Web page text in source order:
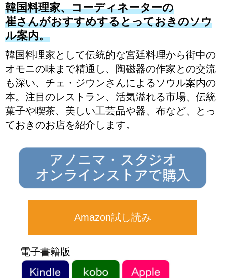
韓国料理家、コーディネーターの
崔さんがおすすめするとっておきのソウ
ル案内。
韓国料理家として伝統的な宮廷料理から街中の
オモニの味まで精通し、陶磁器の作家との交流
も深い、チェ・ジウンさんによるソウル案内の
本。注目のレストラン、活気溢れる市場、伝統
菓子や喫茶、美しい工芸品や器、布など、とっ
ておきのお店を紹介します。
Amazon試し読み
電子書籍版